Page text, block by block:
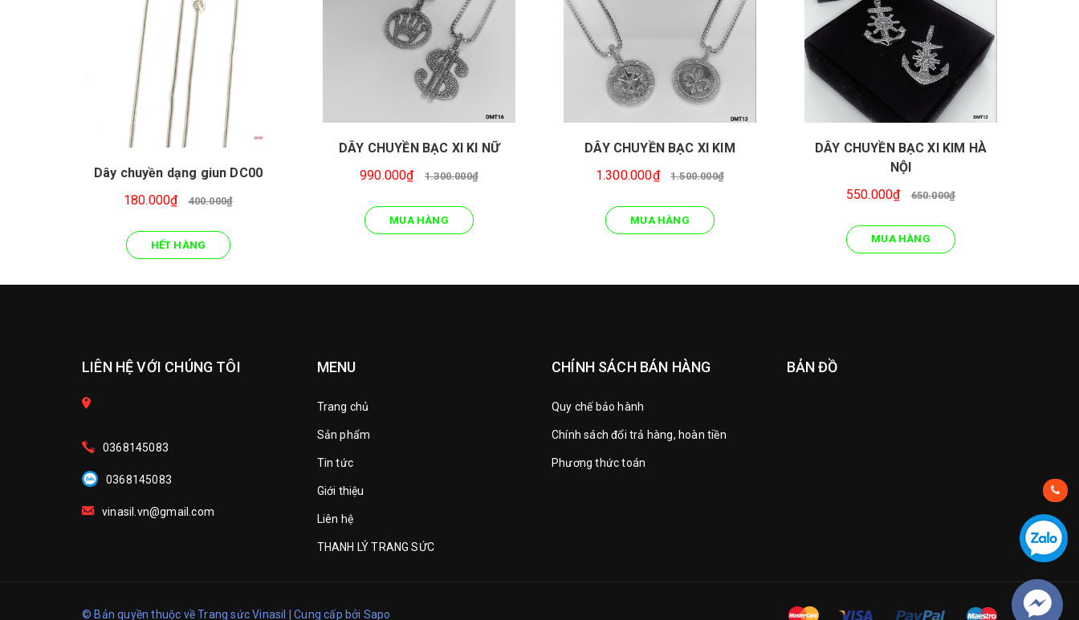
Dây chuyền dạng giun DC00
180.000₫
400.000₫
HẾT HÀNG
DÂY CHUYỀN BẠC XI KI NỮ
990.000₫
1.300.000₫
MUA HÀNG
DÂY CHUYỀN BẠC XI KIM
1.300.000₫
1.500.000₫
MUA HÀNG
DÂY CHUYỀN BẠC XI KIM HÀ
NỘI
550.000₫
650.000₫
MUA HÀNG
LIÊN HỆ VỚI CHÚNG TÔI
0368145083
0368145083
vinasil.vn@gmail.com
MENU
Trang chủ
Sản phẩm
Tin tức
Giới thiệu
Liên hệ
THANH LÝ TRANG SỨC
CHÍNH SÁCH BÁN HÀNG
Quy chế bảo hành
Chính sách đổi trả hàng, hoàn tiền
Phương thức toán
BẢN ĐỒ
© Bản quyền thuộc về Trang sức Vinasil Cung cấp bởi Sapo